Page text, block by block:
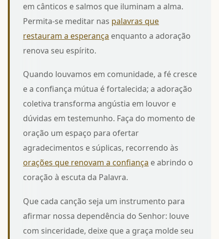
em cânticos e salmos que iluminam a alma.
Permita-se meditar nas palavras que
restauram a esperança enquanto a adoração
renova seu espírito.
Quando louvamos em comunidade, a fé cresce
e a confiança mútua é fortalecida; a adoração
coletiva transforma angústia em louvor e
dúvidas em testemunho. Faça do momento de
oração um espaço para ofertar
agradecimentos e súplicas, recorrendo às
orações que renovam a confiança e abrindo o
coração à escuta da Palavra.
Que cada canção seja um instrumento para
afirmar nossa dependência do Senhor: louve
com sinceridade, deixe que a graça molde seu